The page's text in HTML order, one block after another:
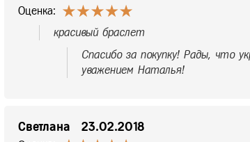
Оценка:
красивый браслет
Спасибо за покупку! Рады, что
уважением Наталья!
Светлана 23.02.2018